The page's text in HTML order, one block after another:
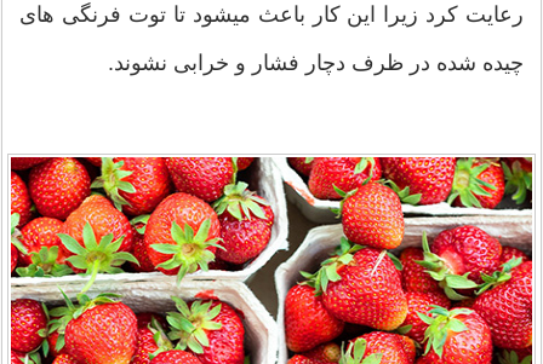
رعایت کرد زیرا این کار باعث میشود تا توت فرنگی های
چیده شده در ظرف دچار فشار و خرابی نشوند.